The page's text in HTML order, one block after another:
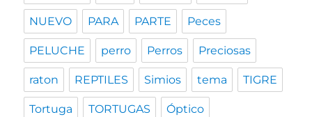
NUEVO PARA PARTE Peces
PELUCHE perro Perros Preciosas
raton REPTILES Simios tema TIGRE
Tortuga TORTUGAS Óptico